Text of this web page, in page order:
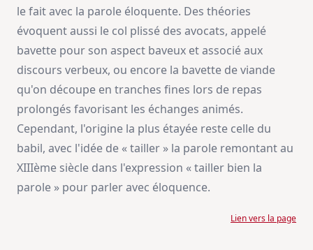
le fait avec la parole éloquente. Des théories
évoquent aussi le col plissé des avocats, appelé
bavette pour son aspect baveux et associé aux
discours verbeux, ou encore la bavette de viande
qu'on découpe en tranches fines lors de repas
prolongés favorisant les échanges animés.
Cependant, l'origine la plus étayée reste celle du
babil, avec l'idée de « tailler » la parole remontant au
XIIIème siècle dans l'expression « tailler bien la
parole » pour parler avec éloquence.
Lien vers la page